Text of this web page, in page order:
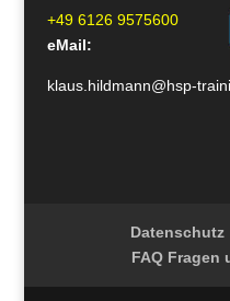
+49 6126 9575600
eMail:
klaus.hildmann@hsp-
Datenschutz
FAQ Fragen